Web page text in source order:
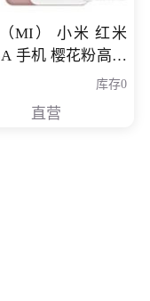
MI） 小米 红米
手机 樱花粉高配
通(3G+32G)
库存0
直营